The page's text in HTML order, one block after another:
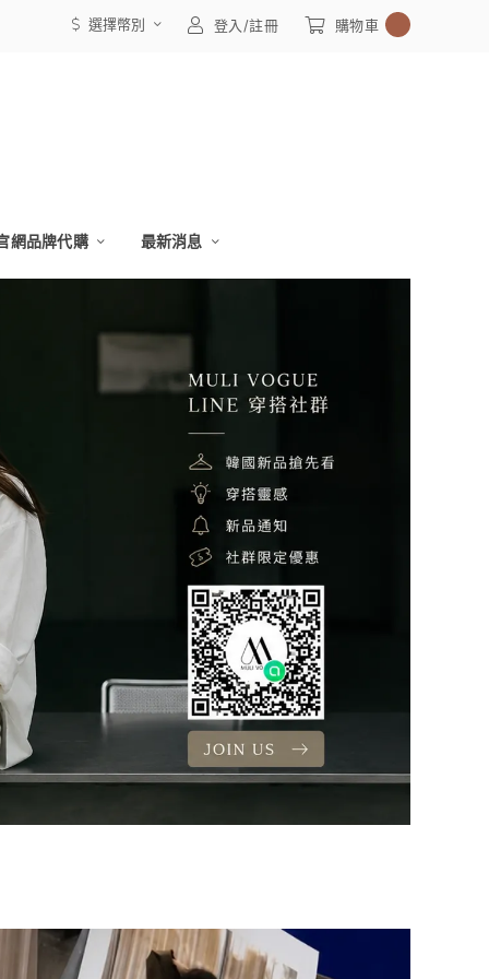
選擇幣別 登入/註冊 購物車
網品牌代購 最新消息